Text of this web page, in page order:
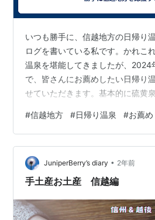
いつも勝手に、信越地方の日帰り
ログを書いている私です。かれこ
温泉を堪能してきましたが、2024
で、皆さんにお薦めしたい日帰り
せていただきます。基本的に硫黄
信越地方のお薦め日帰り温泉 ～ ～
【びんぐし湯さん館】 一度しか行
が、また入ってみたい日帰り温泉
泉かけ流し・循環方式と色々とあ
温泉施設もあります。しかしなが
#信越地方 #日帰り温泉 #お薦め
JuniperBerry’s diary • 2年前
手土産お土産 信越編